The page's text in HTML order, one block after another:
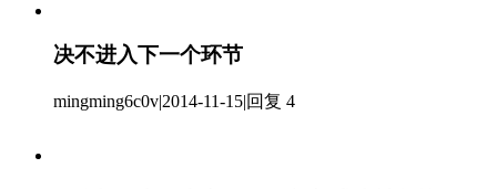
决不进入下一个环节
mingming6c0v|2014-11-15|回复 4